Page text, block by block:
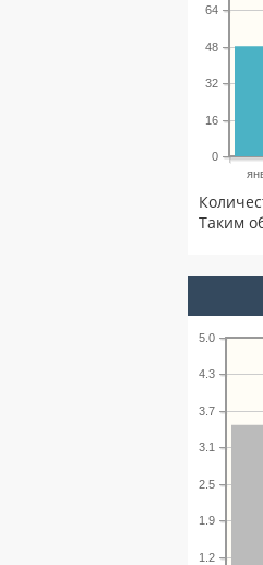
0
16
32
48
64
Таким
1.2
1.9
2.5
3.1
3.7
4.3
5.0